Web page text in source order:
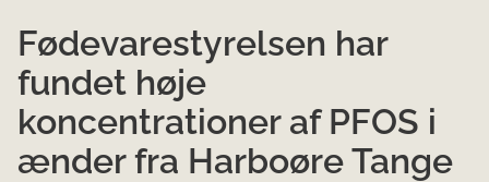
Fødevarestyrelsen har
fundet høje
koncentrationer af PFOS i
ænder fra Harboøre Tange